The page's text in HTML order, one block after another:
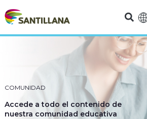
COMUNIDAD
Accede a todo el contenido de
nuestra comunidad educativa